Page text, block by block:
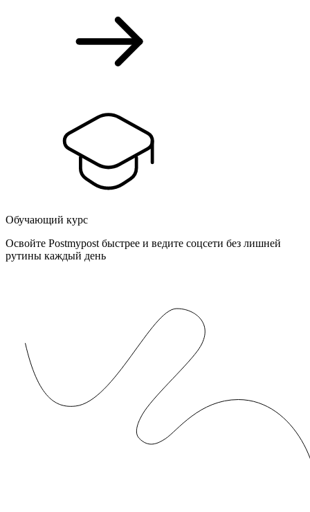
Обучающий курс
Освойте Postmypost быстрее и ведите соцсети без лишней
рутины каждый день